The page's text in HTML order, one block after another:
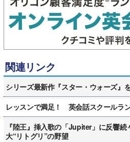
関連リンク
シリーズ最新作『スター・ウォーズ』
レッスンで満足！ 英会話スクールラ
『陸王』挿入歌の「Jupiter」に反響
大“リトグリ”の野望